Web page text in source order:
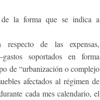
la forma que se indica a
de las expensas,
soportados en forma
de “urbanización o complejo
afectados al régimen de
cada mes calendario, el